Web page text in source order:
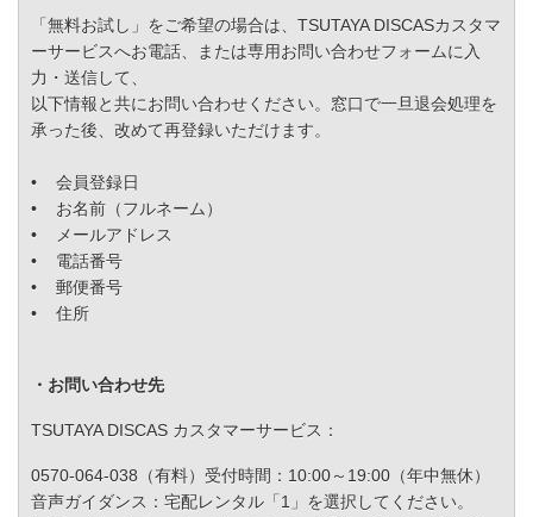
「無料お試し」をご希望の場合は、TSUTAYA DISCASカスタマ
ーサービスへお電話、または専用お問い合わせフォームに入
力・送信して、
以下情報と共にお問い合わせください。窓口で一旦退会処理を
承った後、改めて再登録いただけます。
• 会員登録日
• お名前（フルネーム）
• メールアドレス
• 電話番号
• 郵便番号
• 住所
・お問い合わせ先
TSUTAYA DISCAS カスタマーサービス：
0570-064-038（有料）受付時間：10:00～19:00（年中無休）
音声ガイダンス：宅配レンタル「1」を選択してください。